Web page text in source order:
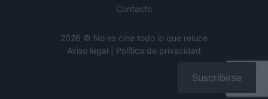
Contacto
2026 © No es cine todo lo que reluce
Aviso legal
Política de privacidad
Suscribirse